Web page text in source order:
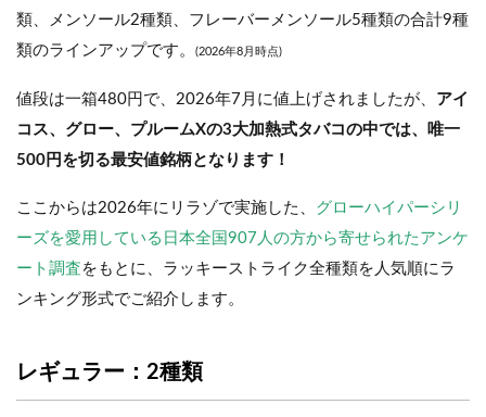
類、メンソール2種類、フレーバーメンソール5種類の合計9種
類のラインアップです。
(2026年8月時点)
値段は一箱480円で、2026年7月に値上げされましたが、 アイ
コス、グロー、プルームXの3大加熱式タバコの中では、唯一
500円を切る最安値銘柄となります！
ここからは2026年にリラゾで実施した、 グローハイパーシリ
ーズを愛用している日本全国907人の方から寄せられたアンケ
ート調査 をもとに、ラッキーストライク全種類を人気順にラ
ンキング形式でご紹介します。
レギュラー：2種類